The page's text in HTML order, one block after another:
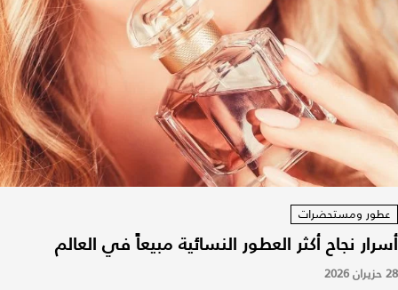
عطور ومستحضرات
أسرار نجاح أكثر العطور النسائية مبيعاً في العالم
28 حزيران 2026